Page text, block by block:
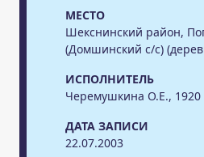
МЕСТО
Шекснинский район,
(Домшинский с/с)
ИСПОЛНИТЕЛЬ
Черемушкина О.Е., 1920
ДАТА ЗАПИСИ
22.07.2003